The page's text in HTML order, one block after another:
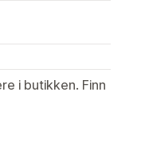
i butikken. Finn